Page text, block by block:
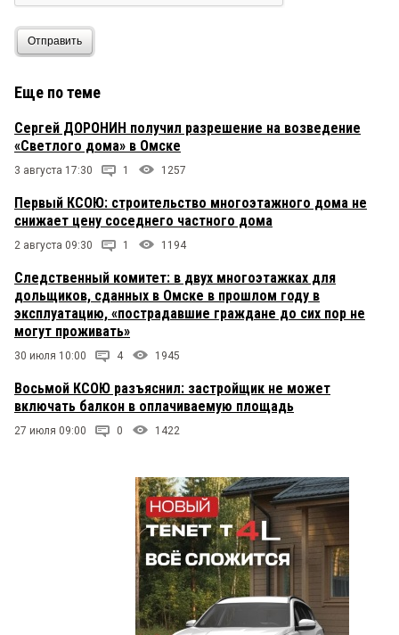
Отправить
Еще по теме
Сергей ДОРОНИН получил разрешение на возведение
«Светлого дома» в Омске
3 августа 17:30 1 1257
Первый КСОЮ: строительство многоэтажного дома не
снижает цену соседнего частного дома
2 августа 09:30 1 1194
Следственный комитет: в двух многоэтажках для
дольщиков, сданных в Омске в прошлом году в
эксплуатацию, «пострадавшие граждане до сих пор не
могут проживать»
30 июля 10:00 4 1945
Восьмой КСОЮ разъяснил: застройщик не может
включать балкон в оплачиваемую площадь
27 июля 09:00 0 1422